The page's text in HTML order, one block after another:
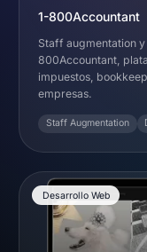
1-800Accountant
Staff augmentation
800Accountant,
impuestos,
empresas.
Staff Augmentation
Desarrollo Web